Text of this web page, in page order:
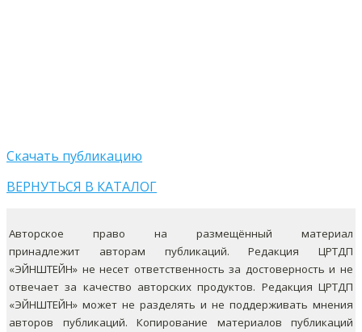
Скачать публикацию
ВЕРНУТЬСЯ В КАТАЛОГ
Авторское право на размещённый материал
принадлежит авторам публикаций. Редакция ЦРТДП
«ЭЙНШТЕЙН» не несет ответственность за достоверность и не
отвечает за качество авторских продуктов. Редакция ЦРТДП
«ЭЙНШТЕЙН» может не разделять и не поддерживать мнения
авторов публикаций. Копирование материалов публикаций